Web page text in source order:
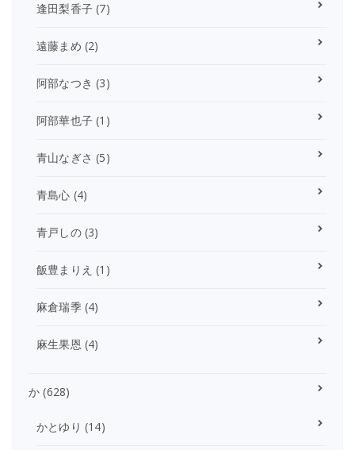
逢田梨香子 (7)
遠藤まめ (2)
阿部なつき (3)
阿部華也子 (1)
青山なぎさ (5)
青島心 (4)
青戸しの(3)
飯豊まりえ (1)
麻倉瑞季(4)
麻生果恩 (4)
か (628)
かとゆり (14)